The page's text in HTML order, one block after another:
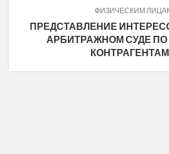
ФИЗИЧЕСКИМ
ПРЕДСТАВЛЕНИЕ
АРБИТРАЖНОМ СУДЕ